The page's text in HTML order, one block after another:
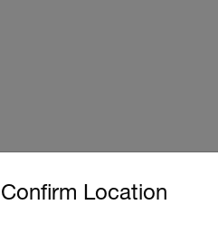
Confirm Location
the options below to